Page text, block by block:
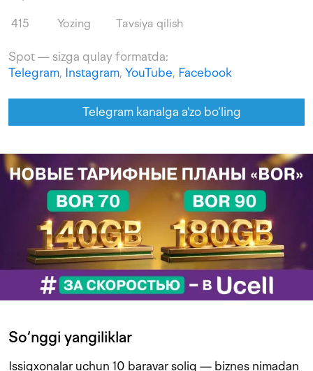
415 Yozing Tavsiya qilish
Spot — sizga qulay formatda:
Telegram, Instagram, YouTube, Facebook
Telegram kanalga a'zo bo‘ling
So‘nggi yangiliklar
Issiqxonalar uchun 10 baravar soliq — biznes nimadan